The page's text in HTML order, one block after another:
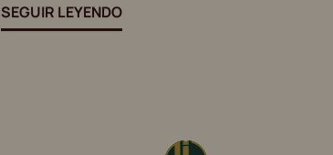
SEGUIR LEYENDO